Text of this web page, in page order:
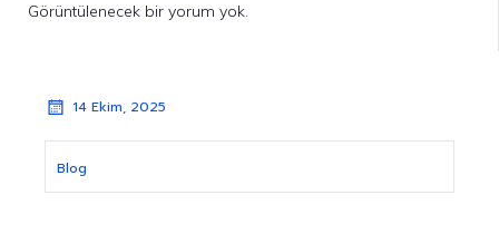
Görüntülenecek bir yorum yok.
14 Ekim, 2025
Blog